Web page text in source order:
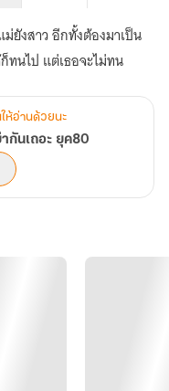
ยังสาว อีกทั้งต้องมาเป็น
ทนไป แต่เธอจะไม่ทน
ห้อ่านด้วยนะ
กันเถอะ ยุค80